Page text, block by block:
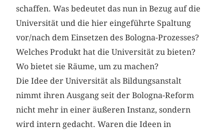
schaffen. Was bedeutet das nun in Bezug auf die
Universität und die hier eingeführte Spaltung
vor/nach dem Einsetzen des Bologna-Prozesses?
Welches Produkt hat die Universität zu bieten?
Wo bietet sie Räume, um zu machen?
Die Idee der Universität als Bildungsanstalt
nimmt ihren Ausgang seit der Bologna-Reform
nicht mehr in einer äußeren Instanz, sondern
wird intern gedacht. Waren die Ideen in